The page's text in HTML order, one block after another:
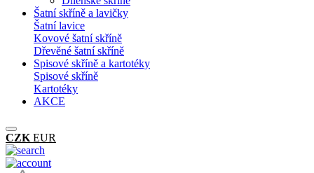
Šatní skříně a lavičky
Šatní lavice
Kovové šatní skříně
Dřevěné šatní skříně
Spisové skříně a kartotéky
Spisové skříně
Kartotéky
AKCE
CZK EUR